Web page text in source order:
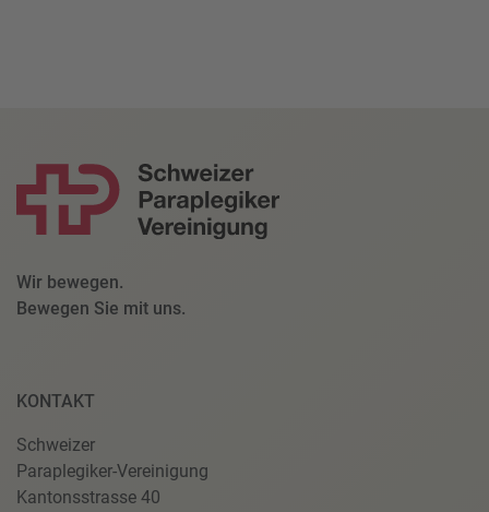
Wir bewegen.
Bewegen Sie mit uns.
KONTAKT
Schweizer
Paraplegiker-Vereinigung
Kantonsstrasse 40